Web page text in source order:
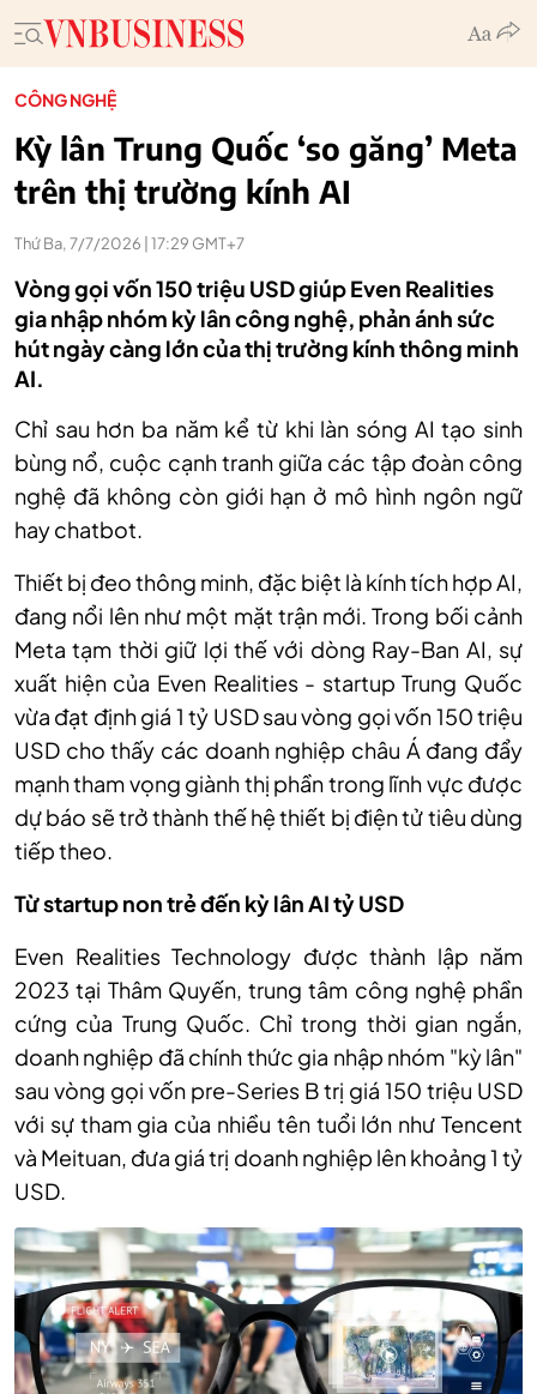
CÔNG NGHỆ
Kỳ lân Trung Quốc ‘so găng’ Meta
trên thị trường kính AI
Thứ Ba, 7/7/2026 | 17:29 GMT+7
Vòng gọi vốn 150 triệu USD giúp Even Realities
gia nhập nhóm kỳ lân công nghệ, phản ánh sức
hút ngày càng lớn của thị trường kính thông minh
AI.
Chỉ sau hơn ba năm kể từ khi làn sóng AI tạo sinh
bùng nổ, cuộc cạnh tranh giữa các tập đoàn công
nghệ đã không còn giới hạn ở mô hình ngôn ngữ
hay chatbot.
Thiết bị đeo thông minh, đặc biệt là kính tích hợp AI,
đang nổi lên như một mặt trận mới. Trong bối cảnh
Meta tạm thời giữ lợi thế với dòng Ray-Ban AI, sự
xuất hiện của Even Realities - startup Trung Quốc
vừa đạt định giá 1 tỷ USD sau vòng gọi vốn 150 triệu
USD cho thấy các doanh nghiệp châu Á đang đẩy
mạnh tham vọng giành thị phần trong lĩnh vực được
dự báo sẽ trở thành thế hệ thiết bị điện tử tiêu dùng
tiếp theo.
Từ startup non trẻ đến kỳ lân AI tỷ USD
Even Realities Technology được thành lập năm
2023 tại Thâm Quyến, trung tâm công nghệ phần
cứng của Trung Quốc. Chỉ trong thời gian ngắn,
doanh nghiệp đã chính thức gia nhập nhóm "kỳ lân"
sau vòng gọi vốn pre-Series B trị giá 150 triệu USD
với sự tham gia của nhiều tên tuổi lớn như Tencent
và Meituan, đưa giá trị doanh nghiệp lên khoảng 1 tỷ
USD.